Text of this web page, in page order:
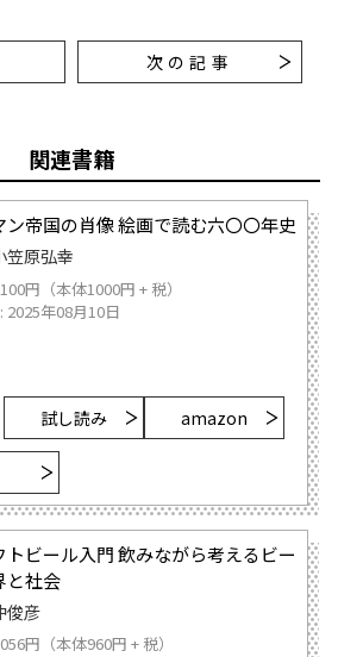
次の記事
関連書籍
ン帝国の肖像 絵画で読む六〇〇年史
笠原弘幸
円（本体1000円 + 税）
2025年08月10日
試し読み amazon
トビール入門 飲みながら考えるビー
と社会
俊彦
円（本体960円 + 税）